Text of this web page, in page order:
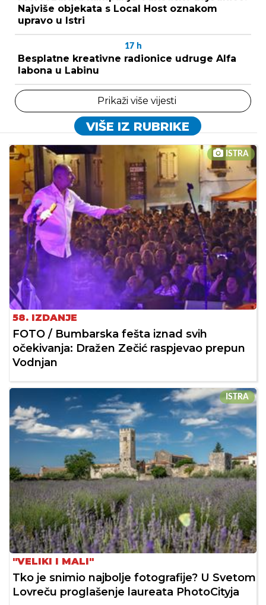
Najviše objekata s Local Host oznakom
upravo u Istri
17 h
Besplatne kreativne radionice udruge Alfa
labona u Labinu
Prikaži više vijesti
VIŠE IZ RUBRIKE
ISTRA
58. IZDANJE
FOTO / Bumbarska fešta iznad svih
očekivanja: Dražen Zečić raspjevao prepun
Vodnjan
ISTRA
"VELIKI I MALI"
Tko je snimio najbolje fotografije? U Svetom
Lovreču proglašenje laureata PhotoCityja